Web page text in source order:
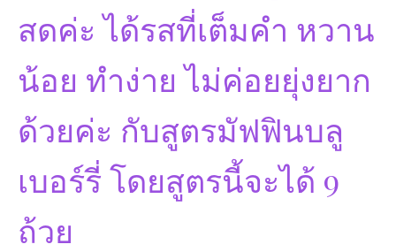
สดค่ะ ได้รสที่เต็มคำ หวาน
น้อย ทำง่าย ไม่ค่อยยุ่งยาก
ด้วยค่ะ กับสูตรมัฟฟินบลู
เบอร์รี่ โดยสูตรนี้จะได้ 9
ถ้วย